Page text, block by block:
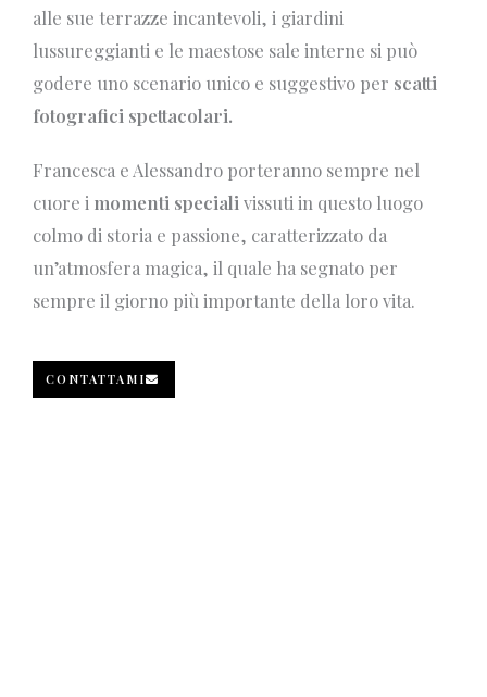
alle sue terrazze incantevoli, i giardini
lussureggianti e le maestose sale interne si può
godere uno scenario unico e suggestivo per scatti
fotografici spettacolari.
Francesca e Alessandro porteranno sempre nel
cuore i momenti speciali vissuti in questo luogo
colmo di storia e passione, caratterizzato da
un’atmosfera magica, il quale ha segnato per
sempre il giorno più importante della loro vita.
CONTATTAMI